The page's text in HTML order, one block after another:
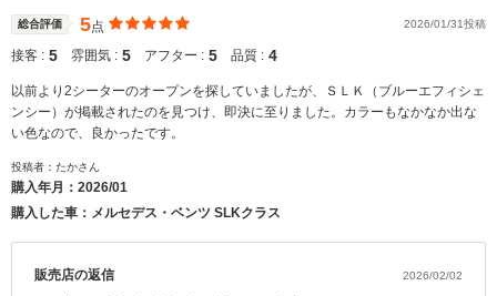
総合評価 5点 2026/01/31投稿
接客 : 5 雰囲気 : 5 アフター : 5 品質 : 4
以前より2シーターのオープンを探していましたが、ＳＬＫ（ブルーエフィシェ
ンシー）が掲載されたのを見つけ、即決に至りました。カラーもなかなか出な
い色なので、良かったです。
投稿者：たかさん
購入年月： 2026/01
購入した車：メルセデス・ベンツ SLKクラス
販売店の返信 2026/02/02